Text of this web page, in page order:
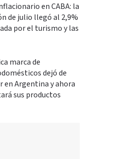
en CABA: la
de julio llegó al 2,9%
por el turismo y las
marca de
dejó de
en Argentina y ahora
sus productos